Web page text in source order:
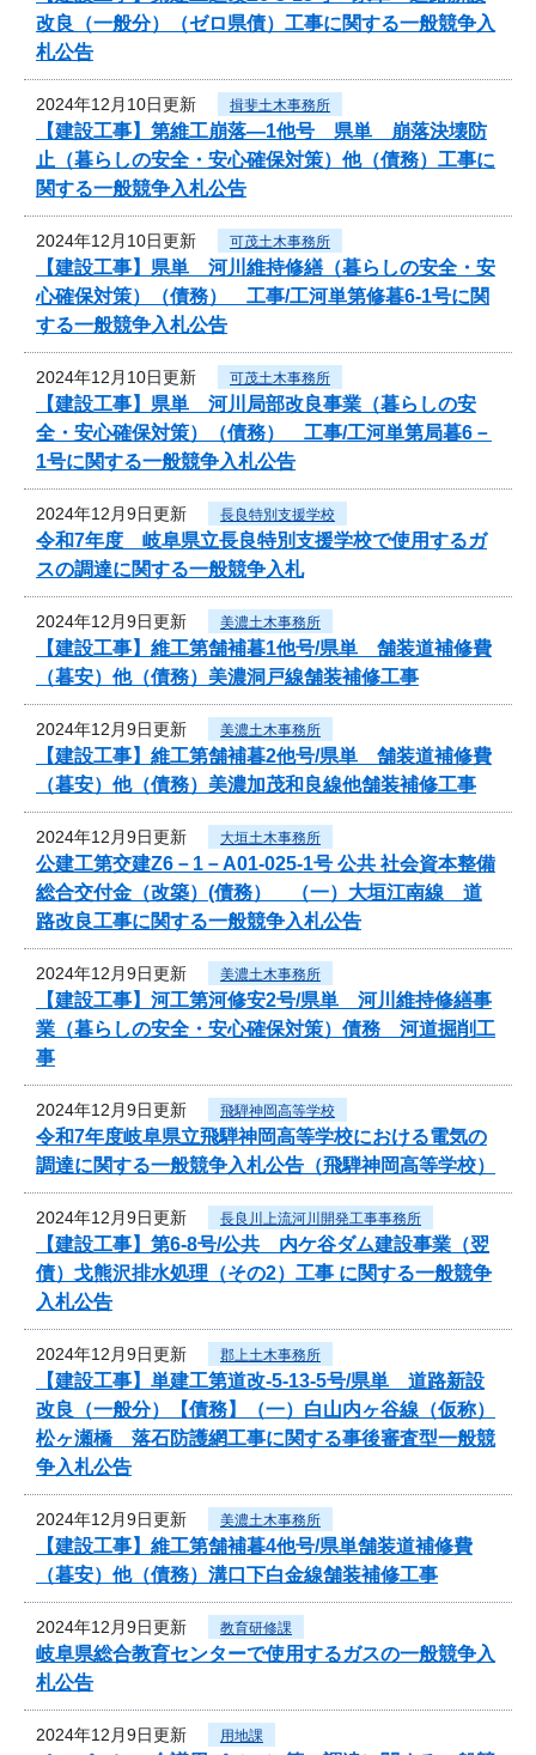
改良（一般分）（ゼロ県債）工事に関する一般競争入
札公告
2024年12月10日更新 揖斐土木事務所
【建設工事】第維工崩落―1他号 県単 崩落決壊防
止（暮らしの安全・安心確保対策）他（債務）工事に
関する一般競争入札公告
2024年12月10日更新 可茂土木事務所
【建設工事】県単 河川維持修繕（暮らしの安全・安
心確保対策）（債務） 工事/工河単第修暮6-1号に関
する一般競争入札公告
2024年12月10日更新 可茂土木事務所
【建設工事】県単 河川局部改良事業（暮らしの安
全・安心確保対策）（債務） 工事/工河単第局暮6－
1号に関する一般競争入札公告
2024年12月9日更新 長良特別支援学校
令和7年度 岐阜県立長良特別支援学校で使用するガ
スの調達に関する一般競争入札
2024年12月9日更新 美濃土木事務所
【建設工事】維工第舗補暮1他号/県単 舗装道補修費
（暮安）他（債務）美濃洞戸線舗装補修工事
2024年12月9日更新 美濃土木事務所
【建設工事】維工第舗補暮2他号/県単 舗装道補修費
（暮安）他（債務）美濃加茂和良線他舗装補修工事
2024年12月9日更新 大垣土木事務所
公建工第交建Z6－1－A01-025-1号 公共 社会資本整備
総合交付金（改築）(債務） （一）大垣江南線 道
路改良工事に関する一般競争入札公告
2024年12月9日更新 美濃土木事務所
【建設工事】河工第河修安2号/県単 河川維持修繕事
業（暮らしの安全・安心確保対策）債務 河道掘削工
事
2024年12月9日更新 飛騨神岡高等学校
令和7年度岐阜県立飛騨神岡高等学校における電気の
調達に関する一般競争入札公告（飛騨神岡高等学校）
2024年12月9日更新 長良川上流河川開発工事事務所
【建設工事】第6-8号/公共 内ケ谷ダム建設事業（翌
債）戈熊沢排水処理（その2）工事 に関する一般競争
入札公告
2024年12月9日更新 郡上土木事務所
【建設工事】単建工第道改-5-13-5号/県単 道路新設
改良（一般分）【債務】（一）白山内ヶ谷線（仮称）
松ヶ瀬橋 落石防護網工事に関する事後審査型一般競
争入札公告
2024年12月9日更新 美濃土木事務所
【建設工事】維工第舗補暮4他号/県単舗装道補修費
（暮安）他（債務）溝口下白金線舗装補修工事
2024年12月9日更新 教育研修課
岐阜県総合教育センターで使用するガスの一般競争入
札公告
2024年12月9日更新 用地課